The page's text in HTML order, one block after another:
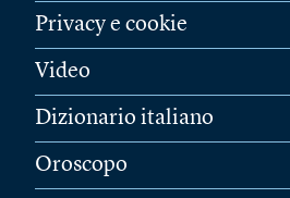
Privacy e cookie
Video
Dizionario italiano
Oroscopo